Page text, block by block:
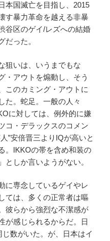
本国滅亡を目指し、2015
す暴力革命を越える非暴
谷区のゲイ/レズへの結婚
だった。
狙いは、いうまでもな
・アウトを煽動し、そう
このカミング・アウトに
た。蛇足。一般の人々
に対しては、例外的に嫌
コ・デラックスのコメン
”安倍晋三よりIQが高いと
。IKKOの帯を含め和装の
しか言いようがない。
に専念しているゲイやレ
ては、多くの正常者は嘔
彼らから強烈な不潔感が
が感じられるからだ。日
数がいた。が、日本はイ